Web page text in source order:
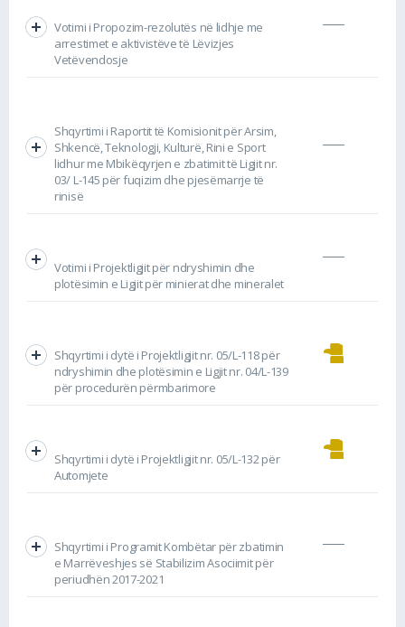
Votimi i Propozim-rezolutës në lidhje me
arrestimet e aktivistëve të Lëvizjes
Vetëvendosje
Shqyrtimi i Raportit të Komisionit për Arsim,
Shkencë, Teknologji, Kulturë, Rini e Sport
lidhur me Mbikëqyrjen e zbatimit të Ligjit nr.
03/ L-145 për fuqizim dhe pjesëmarrje të
rinisë
Votimi i Projektligjit për ndryshimin dhe
plotësimin e Ligjit për minierat dhe mineralet
Shqyrtimi i dytë i Projektligjit nr. 05/L-118 për
ndryshimin dhe plotësimin e Ligjit nr. 04/L-139
për procedurën përmbarimore
Shqyrtimi i dytë i Projektligjit nr. 05/L-132 për
Automjete
Shqyrtimi i Programit Kombëtar për zbatimin
e Marrëveshjes së Stabilizim Asociimit për
periudhën 2017-2021